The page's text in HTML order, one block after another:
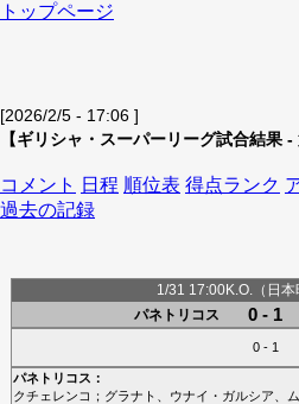
トップページ
[2026/2/5 - 17:06 ]
【ギリシャ・スーパーリーグ試合結果 -
コメント 日程 順位表 得点ランク
過去の記録
1/31 17:00K.O.（日本
パネトリコス
0 - 1
0 - 1
パネトリコス ：
クチェレンコ ； グラナト ウナイ・ガルシア